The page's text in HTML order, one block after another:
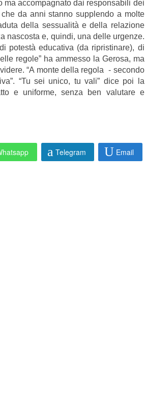
ma accompagnato dai responsabili dei
da anni stanno supplendo a molte
della sessualità e della relazione
nascosta e, quindi, una delle urgenze.
potestà educativa (da ripristinare), di
regole” ha ammesso la Gerosa, ma
“A monte della regola - secondo
“Tu sei unico, tu vali” dice poi la
e uniforme, senza ben valutare e
Telegram Email